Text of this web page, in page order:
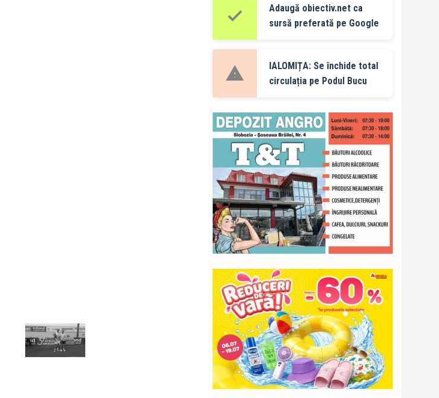
Adaugă obiectiv.net ca
sursă preferată pe Google
IALOMIȚA: Se închide total
circulația pe Podul Bucu